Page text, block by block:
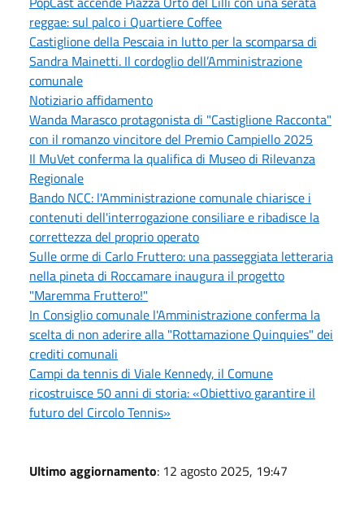
reggae: sul palco i Quartiere Coffee
Castiglione della Pescaia in lutto per la scomparsa di
Sandra Mainetti. Il cordoglio dell’Amministrazione
comunale
Notiziario affidamento
Wanda Marasco protagonista di "Castiglione Racconta"
con il romanzo vincitore del Premio Campiello 2025
Il MuVet conferma la qualifica di Museo di Rilevanza
Regionale
Bando NCC: l'Amministrazione comunale chiarisce i
contenuti dell'interrogazione consiliare e ribadisce la
correttezza del proprio operato
Sulle orme di Carlo Fruttero: una passeggiata letteraria
nella pineta di Roccamare inaugura il progetto
"Maremma Fruttero!"
In Consiglio comunale l'Amministrazione conferma la
scelta di non aderire alla "Rottamazione Quinquies" dei
crediti comunali
Campi da tennis di Viale Kennedy, il Comune
ricostruisce 50 anni di storia: «Obiettivo garantire il
futuro del Circolo Tennis»
Ultimo aggiornamento: 12 agosto 2025, 19:47